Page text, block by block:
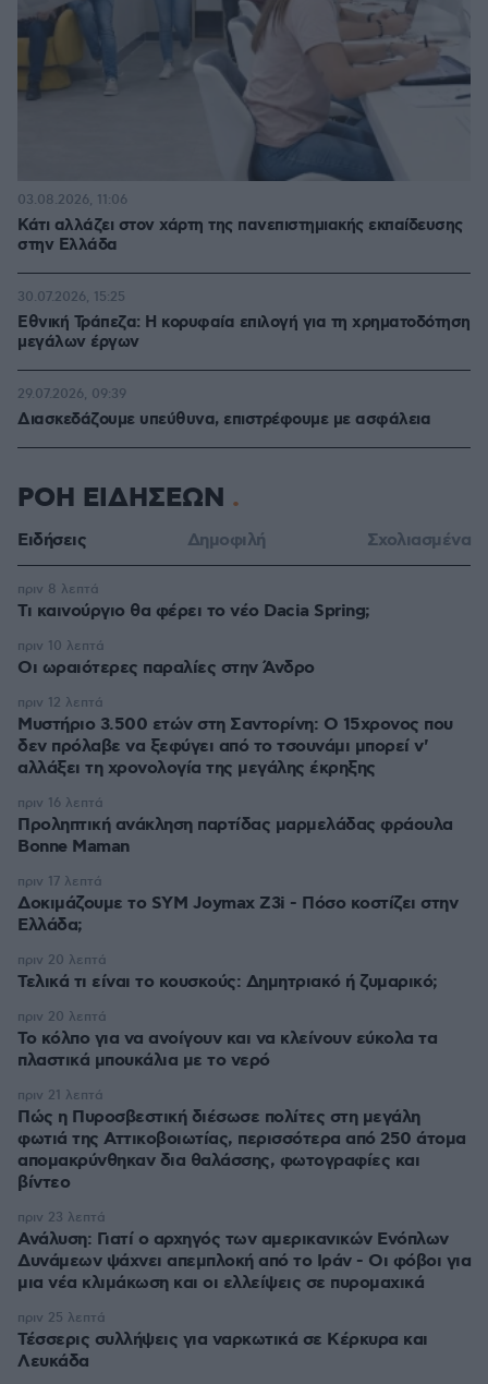
Κάτι αλλάζει στον χάρτη της πανεπιστημιακής εκπαίδευσης
στην Ελλάδα
03.08.2026, 11:06
Εθνική Τράπεζα: Η κορυφαία επιλογή για τη χρηματοδότηση
μεγάλων έργων
30.07.2026, 15:25
Διασκεδάζουμε υπεύθυνα, επιστρέφουμε με ασφάλεια
29.07.2026, 09:39
ΡΟΗ ΕΙΔΗΣΕΩΝ
Ειδήσεις Δημοφιλή Σχολιασμένα
Τι καινούργιο θα φέρει το νέο Dacia Spring;
πριν 8 λεπτά
Οι ωραιότερες παραλίες στην Άνδρο
πριν 10 λεπτά
Μυστήριο 3.500 ετών στη Σαντορίνη: Ο 15χρονος που
δεν πρόλαβε να ξεφύγει από το τσουνάμι μπορεί ν'
αλλάξει τη χρονολογία της μεγάλης έκρηξης
πριν 12 λεπτά
Προληπτική ανάκληση παρτίδας μαρμελάδας φράουλα
Bonne Maman
πριν 16 λεπτά
Δοκιμάζουμε το SYM Joymax Z3i - Πόσο κοστίζει στην
Ελλάδα;
πριν 17 λεπτά
Τελικά τι είναι το κουσκούς: Δημητριακό ή ζυμαρικό;
πριν 20 λεπτά
Το κόλπο για να ανοίγουν και να κλείνουν εύκολα τα
πλαστικά μπουκάλια με το νερό
πριν 20 λεπτά
Πώς η Πυροσβεστική διέσωσε πολίτες στη μεγάλη
φωτιά της Αττικοβοιωτίας, περισσότερα από 250 άτομα
απομακρύνθηκαν δια θαλάσσης, φωτογραφίες και
βίντεο
πριν 21 λεπτά
Ανάλυση: Γιατί ο αρχηγός των αμερικανικών Ενόπλων
Δυνάμεων ψάχνει απεμπλοκή από το Ιράν - Οι φόβοι για
μια νέα κλιμάκωση και οι ελλείψεις σε πυρομαχικά
πριν 23 λεπτά
Τέσσερις συλλήψεις για ναρκωτικά σε Κέρκυρα και
Λευκάδα
πριν 25 λεπτά